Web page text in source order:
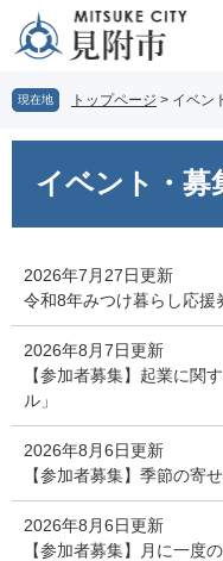
の
先
頭
ー
を
飛
現在地 トップページ > イベン
イベント・募
2026年7月27日更新
令和8年みつけ暮らし応援
2026年8月7日更新
【参加者募集】起業に関
ル」
2026年8月6日更新
【参加者募集】季節の寄
2026年8月6日更新
【参加者募集】月に一度